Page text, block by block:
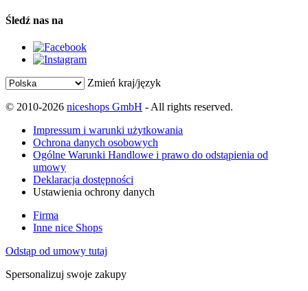
Śledź nas na
Zmień kraj/język
© 2010-2026 niceshops GmbH - All rights reserved.
Impressum i warunki użytkowania
Ochrona danych osobowych
Ogólne Warunki Handlowe i prawo do odstąpienia od
umowy
Deklaracja dostępności
Ustawienia ochrony danych
Firma
Inne nice Shops
Odstąp od umowy tutaj
Spersonalizuj swoje zakupy